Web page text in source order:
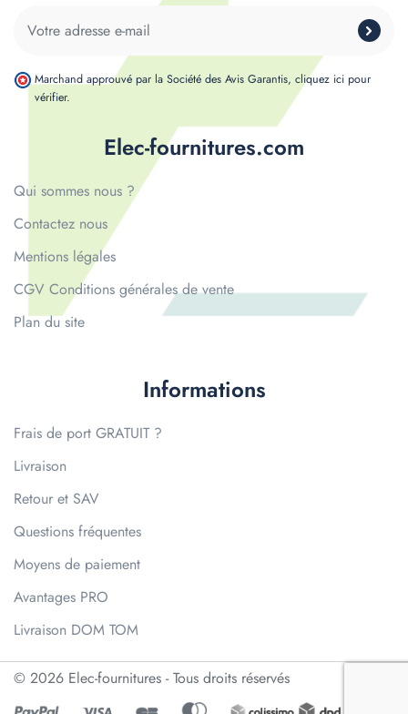
Elec-fournitures.com
Qui sommes nous ?
Contactez nous
Mentions légales
CGV Conditions générales de vente
Plan du site
Informations
Frais de port GRATUIT ?
Livraison
Retour et SAV
Questions fréquentes
Moyens de paiement
Avantages PRO
Livraison DOM TOM
Marchand approuvé par la Société des Avis Garantis, cliquez ici pour
vérifier.
© 2026 Elec-fournitures - Tous droits réservés